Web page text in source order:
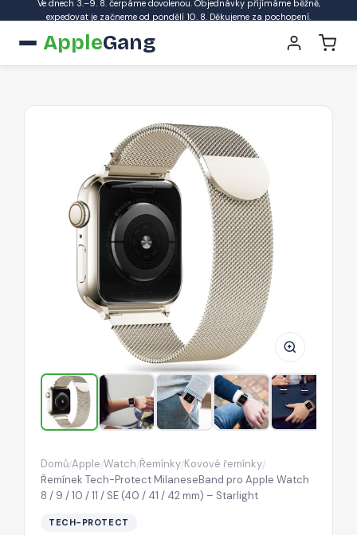
Ve dnech 3.–9. 8. čerpáme dovolenou. Objednávky přijímáme běžně,
expedovat je začneme od pondělí 10. 8. Děkujeme za pochopení.
AppleGang
Řemínek
Tech-
Protect
MilaneseBand
pro
Apple
Watch
8
/
9
10
/
Domů/Apple/Watch/Řemínky/Kovové řemínky/
Řemínek Tech-Protect MilaneseBand pro Apple Watch
8 / 9 / 10 / 11 / SE (40 / 41 / 42 mm) – Starlight
TECH-PROTECT